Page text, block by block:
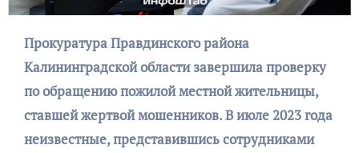
Прокуратура Правдинского района
Калининградской области завершила проверку
по обращению пожилой местной жительницы,
ставшей жертвой мошенников. В июле 2023 года
неизвестные, представившись сотрудниками